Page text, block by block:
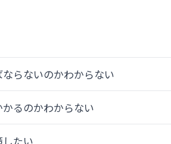
らないのかわからない
るのかわからない
たい